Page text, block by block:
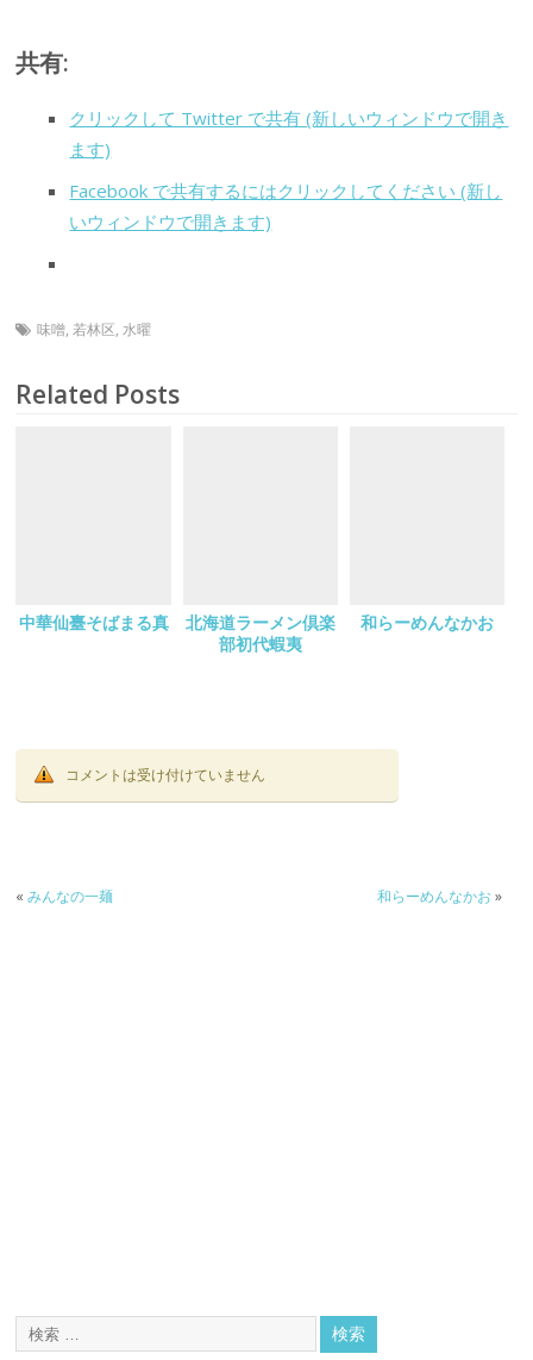
共有:
クリックして Twitter で共有 (新しいウィンドウで開き
ます)
Facebook で共有するにはクリックしてください (新し
いウィンドウで開きます)
味噌,若林区,水曜
Related Posts
中華仙臺そばまる真
北海道ラーメン倶楽
部初代蝦夷
和らーめんなかお
コメントは受け付けていません
«みんなの一麺 和らーめんなかお »